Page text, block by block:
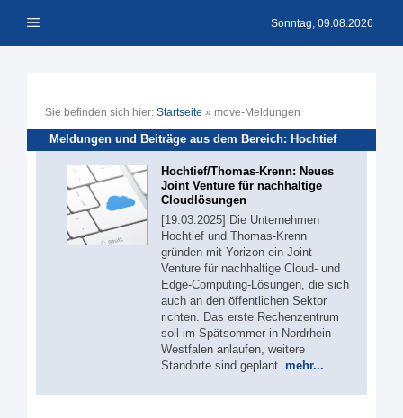
Inhalt Menü Sonntag, 09.08.2026
Sie befinden sich hier: Startseite » move-Meldungen
Meldungen und Beiträge aus dem Bereich: Hochtief
Hochtief/Thomas-Krenn: Neues
Joint Venture für nachhaltige
Cloudlösungen
[19.03.2025] Die Unternehmen
Hochtief und Thomas-Krenn
gründen mit Yorizon ein Joint
Venture für nachhaltige Cloud- und
Edge-Computing-Lösungen, die sich
auch an den öffentlichen Sektor
richten. Das erste Rechenzentrum
soll im Spätsommer in Nordrhein-
Westfalen anlaufen, weitere
Standorte sind geplant. mehr...